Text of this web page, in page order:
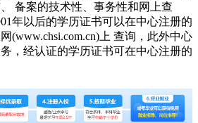
备案的技术性、事务性和网上查
年以后的学历证书可以在中心注册的
(www.chsi.com.cn)上 查询，此外中心
，经认证的学历证书可在中心注册的